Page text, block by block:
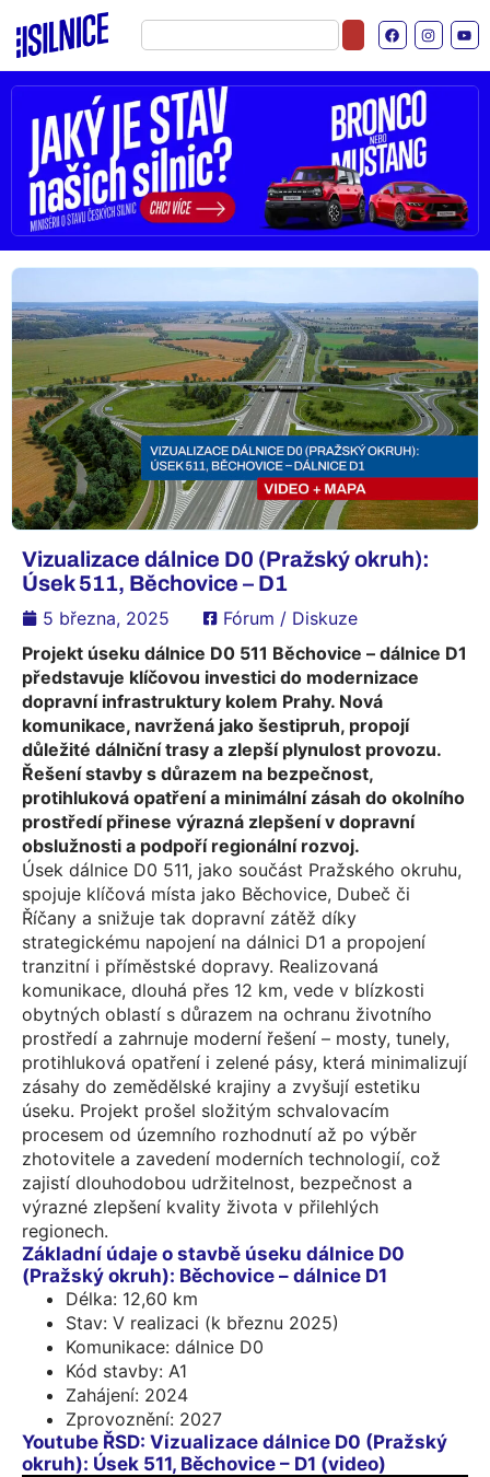
Vizualizace dálnice D0 (Pražský okruh):
Úsek 511, Běchovice – D1
5 března, 2025
Fórum / Diskuze
Projekt úseku dálnice D0 511 Běchovice – dálnice D1
představuje klíčovou investici do modernizace
dopravní infrastruktury kolem Prahy. Nová
komunikace, navržená jako šestipruh, propojí
důležité dálniční trasy a zlepší plynulost provozu.
Řešení stavby s důrazem na bezpečnost,
protihluková opatření a minimální zásah do okolního
prostředí přinese výrazná zlepšení v dopravní
obslužnosti a podpoří regionální rozvoj.
Úsek dálnice D0 511, jako součást Pražského okruhu,
spojuje klíčová místa jako Běchovice, Dubeč či
Říčany a snižuje tak dopravní zátěž díky
strategickému napojení na dálnici D1 a propojení
tranzitní i příměstské dopravy. Realizovaná
komunikace, dlouhá přes 12 km, vede v blízkosti
obytných oblastí s důrazem na ochranu životního
prostředí a zahrnuje moderní řešení – mosty, tunely,
protihluková opatření i zelené pásy, která minimalizují
zásahy do zemědělské krajiny a zvyšují estetiku
úseku. Projekt prošel složitým schvalovacím
procesem od územního rozhodnutí až po výběr
zhotovitele a zavedení moderních technologií, což
zajistí dlouhodobou udržitelnost, bezpečnost a
výrazné zlepšení kvality života v přilehlých
regionech.
Základní údaje o stavbě úseku dálnice D0
(Pražský okruh): Běchovice – dálnice D1
Délka: 12,60 km
Stav: V realizaci (k březnu 2025)
Komunikace: dálnice D0
Kód stavby: A1
Zahájení: 2024
Zprovoznění: 2027
Youtube ŘSD: Vizualizace dálnice D0 (Pražský
okruh): Úsek 511, Běchovice – D1 (video)